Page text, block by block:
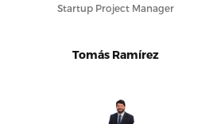
Startup Project Manager
Tomás Ramírez